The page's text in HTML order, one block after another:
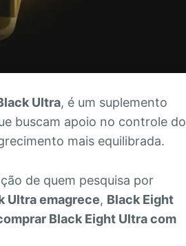
Ultra, é um suplemento
buscam apoio no controle do
mais equilibrada.
de quem pesquisa por
Ultra emagrece, Black Eight
Black Eight Ultra com